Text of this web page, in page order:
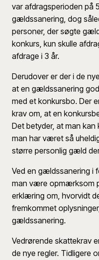
var afdragsperioden på
gældssanering, dog
personer, der søgte
konkurs, kun skulle
afdrage i 3 år.
Derudover er der i de
at en gældssanering
med et konkursbo. Der
krav om, at en
Det betyder, at man kan
man har været så
større personlig gæld
Ved en gældssanering i
man være opmærksom
erklæring om, hvorvidt
fremkommet
gældssanering.
Vedrørende skattekrav
de nye regler. Tidligere